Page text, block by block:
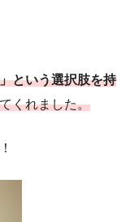
という選択肢を持
くれました。